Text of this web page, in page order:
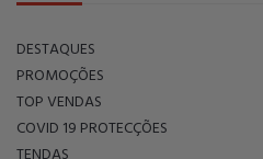
DESTAQUES
PROMOÇÕES
TOP VENDAS
COVID 19 PROTECÇÕES